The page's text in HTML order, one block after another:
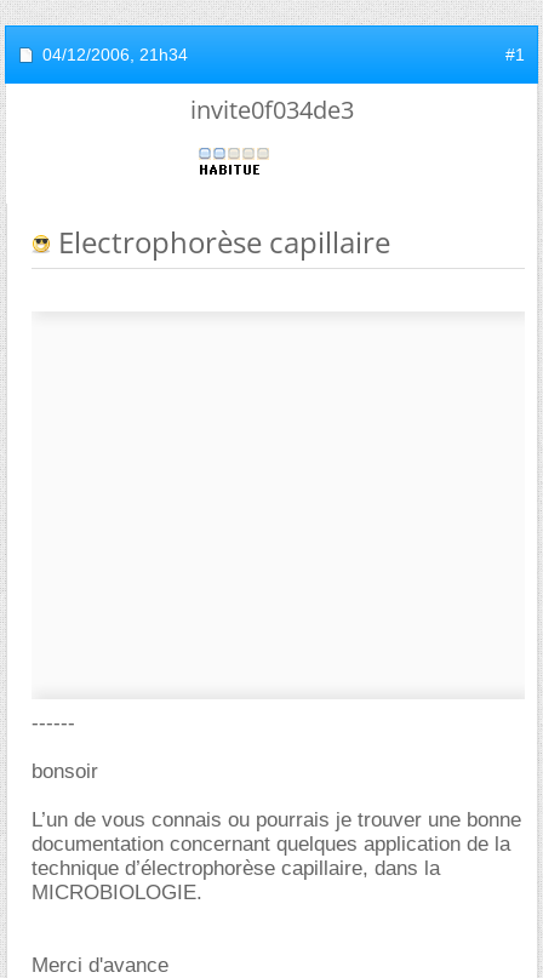
04/12/2006, 21h34 #1
invite0f034de3
Electrophorèse capillaire
------
bonsoir
L’un de vous connais ou pourrais je trouver une bonne
documentation concernant quelques application de la
technique d’électrophorèse capillaire, dans la
MICROBIOLOGIE.
Merci d'avance